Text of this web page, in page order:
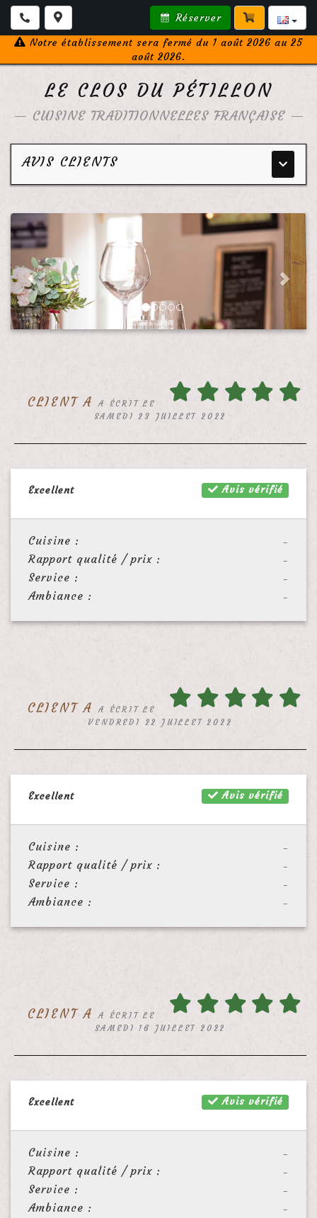
Réserver
Notre établissement sera fermé du 1 août 2026 au 25
août 2026.
LE CLOS DU PÉTILLON
— CUISINE TRADITIONNELLES FRANÇAISE —
Menu
AVIS CLIENTS
CLIENT A
A ÉCRIT LE
SAMEDI 23 JUILLET 2022
Avis vérifié
Excellent
-
Cuisine :
-
Rapport qualité / prix :
-
Service :
-
Ambiance :
CLIENT A
A ÉCRIT LE
VENDREDI 22 JUILLET 2022
Avis vérifié
Excellent
-
Cuisine :
-
Rapport qualité / prix :
-
Service :
-
Ambiance :
CLIENT A
A ÉCRIT LE
SAMEDI 16 JUILLET 2022
Avis vérifié
Excellent
-
Cuisine :
-
Rapport qualité / prix :
-
Service :
-
Ambiance :